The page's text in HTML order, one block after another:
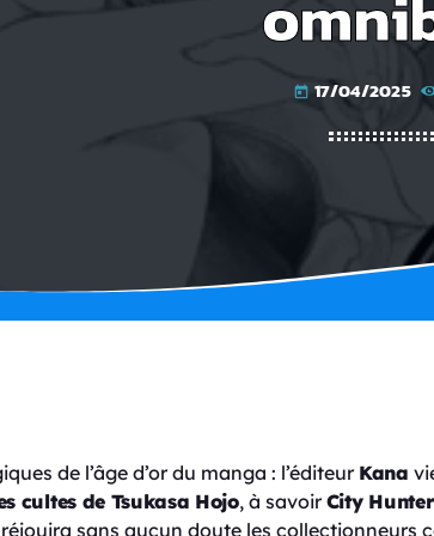
today 17/04/2025
de l’âge d’or du manga : l’éditeur Kana
cultes de Tsukasa Hojo, à savoirCity Hunter
sans aucun doute les collectionneurs